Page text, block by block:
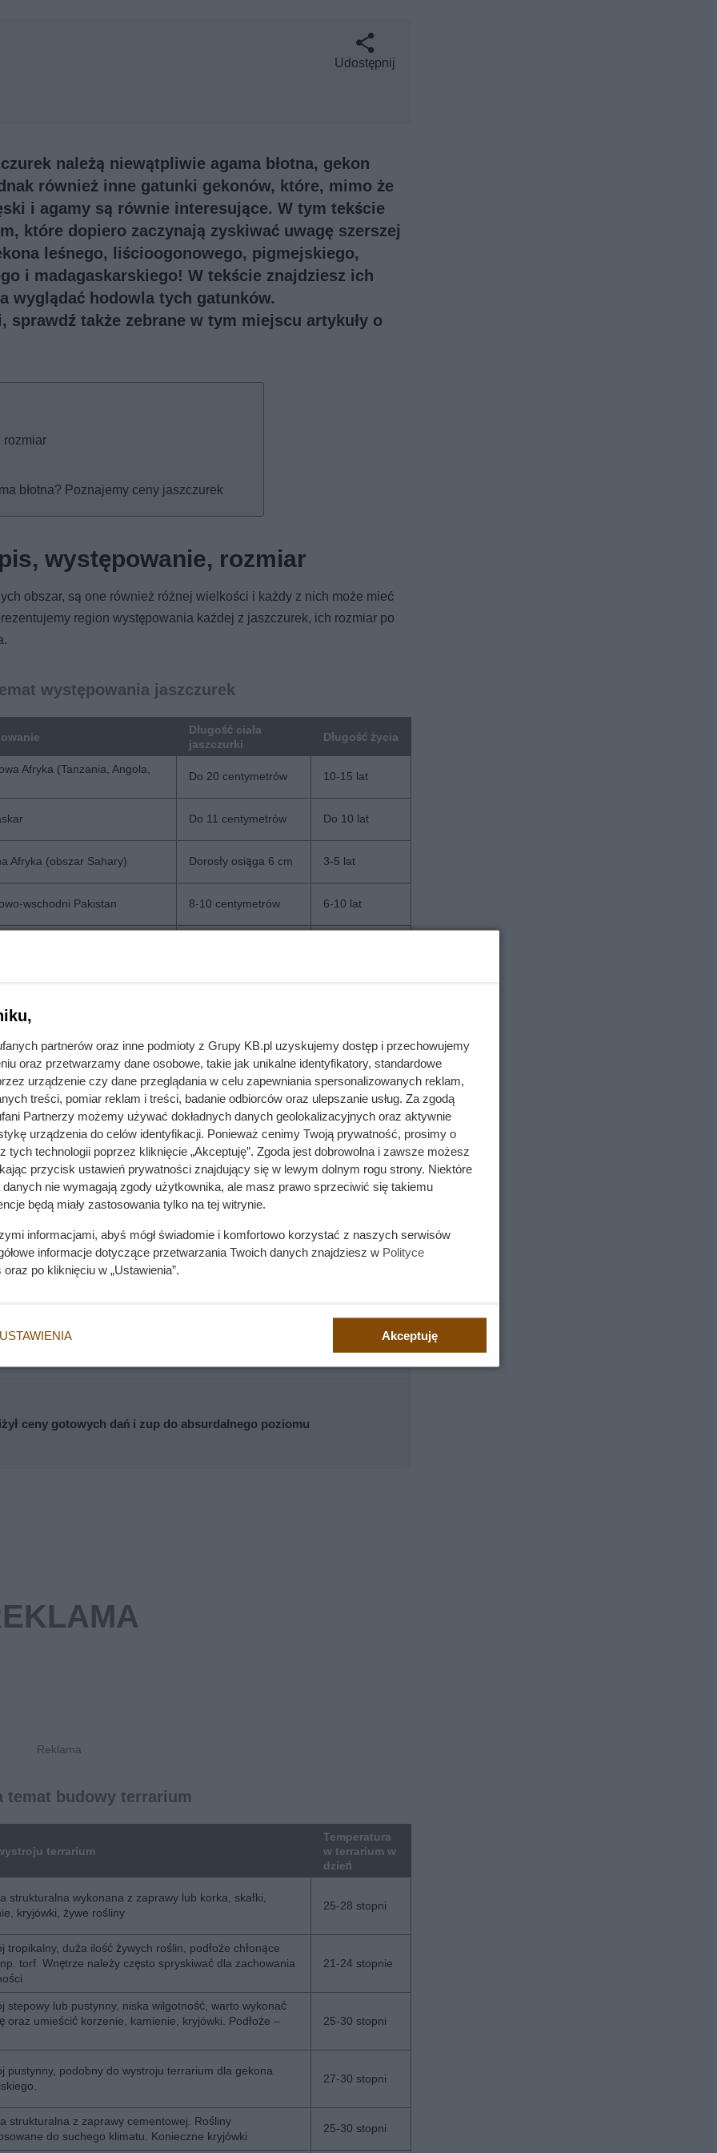
Udostępnij
należą niewątpliwie agama błotna, gekon
również inne gatunki gekonów, które, mimo że
i agamy są równie interesujące. W tym tekście
które dopiero zaczynają zyskiwać uwagę szerszej
leśnego, liścioogonowego, pigmejskiego,
i madagaskarskiego! W tekście znajdziesz ich
wyglądać hodowla tych gatunków.
sprawdź także zebrane w tym miejscu artykuły o
rozmiar
błotna? Poznajemy ceny jaszczurek
występowanie, rozmiar
obszar, są one również różnej wielkości i każdy z nich może mieć
region występowania każdej z jaszczurek, ich rozmiar po
występowania jaszczurek
Długość ciała
jaszczurki
Długość życia
Afryka (Tanzania, Angola,
Do 20 centymetrów 10-15 lat
Do 11 centymetrów Do 10 lat
Afryka (obszar Sahary) Dorosły osiąga 6 cm 3-5 lat
wschodni Pakistan 8-10 centymetrów 6-10 lat
które nie będą wymagały dużej ilości miejsca tak jak np.
metra, a długość życia agamy błotnej to nawet 20 lat pod
ich żywienie
są różne, więc przed kupnem jaszczurki i prowadzeniem domowej
Warto poszukać inspiracji w Internecie i obejrzeć zdjęcia
czasu, możemy samodzielnie zbudować i przygotować terrarium, co
Poniżej przedstawiamy najważniejsze aspekty i wymogi, na które
ceny gotowych dań i zup do absurdalnego poziomu
temat budowy terrarium
terrarium
Temperatura
w terrarium w
dzień
strukturalna wykonana z zaprawy lub korka, skałki,
kryjówki, żywe rośliny
25-28 stopni
tropikalny, duża ilość żywych roślin, podłoże chłonące
torf. Wnętrze należy często spryskiwać dla zachowania
21-24 stopnie
stepowy lub pustynny, niska wilgotność, warto wykonać
oraz umieścić korzenie, kamienie, kryjówki. Podłoże –
25-30 stopni
pustynny, podobny do wystroju terrarium dla gekona
27-30 stopni
strukturalna z zaprawy cementowej. Rośliny
do suchego klimatu. Konieczne kryjówki
25-30 stopni
partnerów oraz inne podmioty z Grupy KB.pl uzyskujemy dostęp i przechowujemy
oraz przetwarzamy dane osobowe, takie jak unikalne identyfikatory, standardowe
urządzenie czy dane przeglądania w celu zapewniania spersonalizowanych reklam,
treści, pomiar reklam i treści, badanie odbiorców oraz ulepszanie usług. Za zgodą
Partnerzy możemy używać dokładnych danych geolokalizacyjnych oraz aktywnie
urządzenia do celów identyfikacji. Ponieważ cenimy Twoją prywatność, prosimy o
tych technologii poprzez kliknięcie „Akceptuję”. Zgoda jest dobrowolna i zawsze możesz
przycisk ustawień prywatności znajdujący się w lewym dolnym rogu strony. Niektóre
danych nie wymagają zgody użytkownika, ale masz prawo sprzeciwić się takiemu
będą miały zastosowania tylko na tej witrynie.
informacjami, abyś mógł świadomie i komfortowo korzystać z naszych serwisów
informacje dotyczące przetwarzania Twoich danych znajdziesz w Polityce
oraz po kliknięciu w „Ustawienia”.
USTAWIENIA Akceptuję